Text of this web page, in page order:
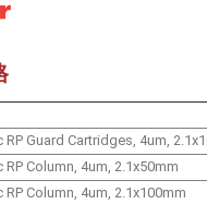
RP Guard Cartridges, 4um,
RP Column, 4um, 2.1x50mm
RP Column, 4um, 2.1x100mm